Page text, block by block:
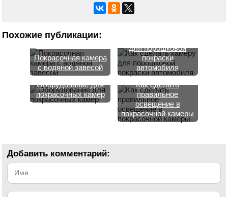
Похожие публикации:
Покрасочная камера
с водяной завесой
для порошковой
покраски
автомобиля
Оборудование для
покрасочных камер
Как сделать
правильное
освещение в
покрасочной камеры
Добавить комментарий: